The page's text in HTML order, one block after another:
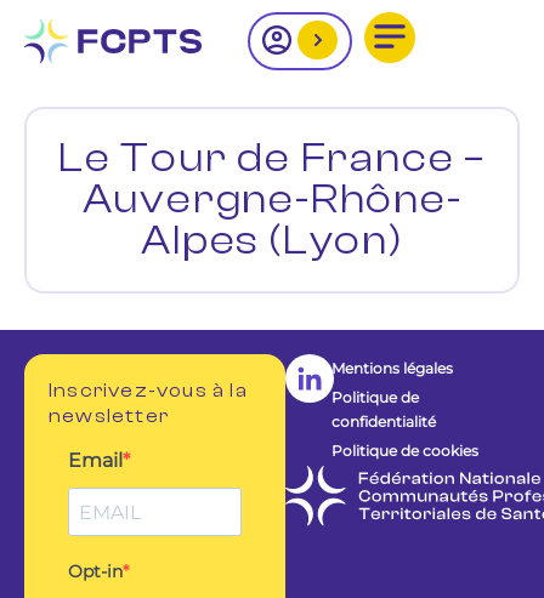
Le Tour de France –
Auvergne-Rhône-
Alpes (Lyon)
Mentions légales
Politique de
confidentialité
Politique de cookies
Inscrivez-vous à la
newsletter
Email
Opt-in